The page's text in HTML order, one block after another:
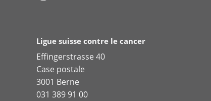
Ligue suisse contre le cancer
Effingerstrasse 40
Case postale
3001 Berne
031 389 91 00